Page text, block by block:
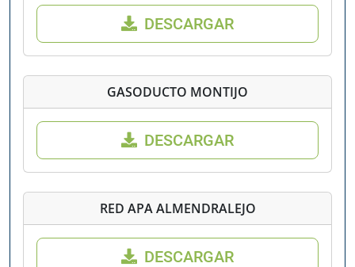
DESCARGAR
GASODUCTO MONTIJO
DESCARGAR
RED APA ALMENDRALEJO
DESCARGAR